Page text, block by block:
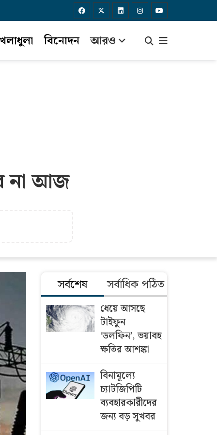
বিনোদন আরও
না আজ
সর্বশেষ সর্বাধিক পঠিত
ধেয়ে আসছে
টাইফুন
‘ডলফিন’, ভয়াবহ
ক্ষতির আশঙ্কা
বিনামূল্যে
চ্যাটজিপিটি
ব্যবহারকারীদের
জন্য বড় সুখবর